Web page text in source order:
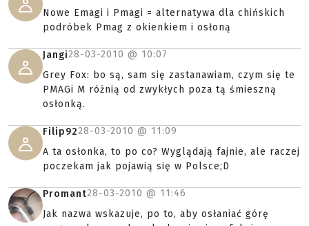
Nowe Emagi i Pmagi = alternatywa dla chińskich
podróbek Pmag z okienkiem i osłoną
Jangi28-03-2010 @ 10:07
Grey Fox: bo są, sam się zastanawiam, czym się te
PMAGi M różnią od zwykłych poza tą śmieszną
osłonką.
Filip9228-03-2010 @ 11:09
A ta osłonka, to po co? Wyglądają fajnie, ale raczej
poczekam jak pojawią się w Polsce;D
Promant28-03-2010 @ 11:46
Jak nazwa wskazuje, po to, aby osłaniać górę